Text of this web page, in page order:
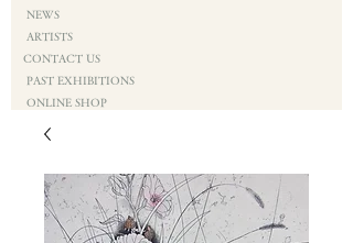
NEWS
ARTISTS
CONTACT US
PAST EXHIBITIONS
ONLINE SHOP